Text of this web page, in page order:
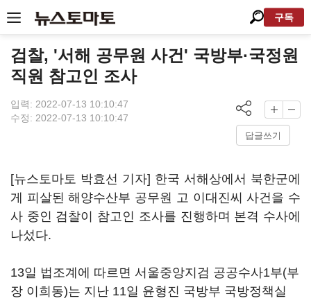
구독
검찰, '서해 공무원 사건' 국방부·국정원
직원 참고인 조사
입력: 2022-07-13 10:10:47
수정: 2022-07-13 10:10:47
답글쓰기
[뉴스토마토 박효선 기자] 한국 서해상에서 북한군에
게 피살된 해양수산부 공무원 고 이대진씨 사건을 수
사 중인 검찰이 참고인 조사를 진행하며 본격 수사에
나섰다.
13일 법조계에 따르면 서울중앙지검 공공수사1부(부
장 이희동)는 지난 11일 윤형진 국방부 국방정책실